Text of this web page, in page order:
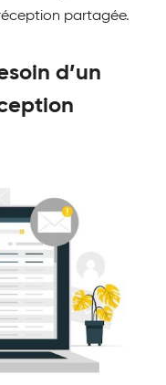
partagée.
d’un